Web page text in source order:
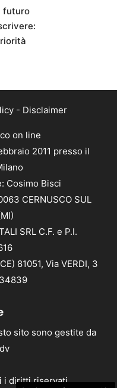
futuro
- Disclaimer
on line
2011 presso il
Cosimo Bisci
CERNUSCO SUL
SRL C.F. e P.I.
81051, Via VERDI, 3
sito sono gestite da
i diritti riservati